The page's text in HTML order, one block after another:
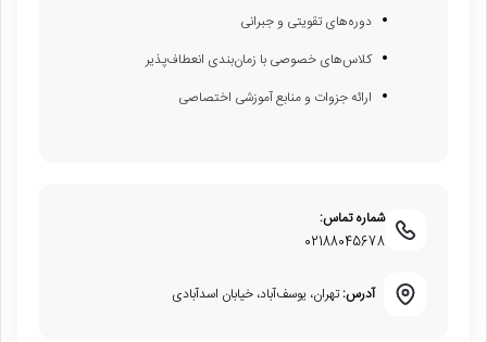
دوره‌های تقویتی و جبرانی
کلاس‌های خصوصی با زمان‌بندی انعطاف‌پذیر
ارائه جزوات و منابع آموزشی اختصاصی
شماره تماس:
02188045678
آدرس:تهران، یوسف‌آباد، خیابان اسدآبادی